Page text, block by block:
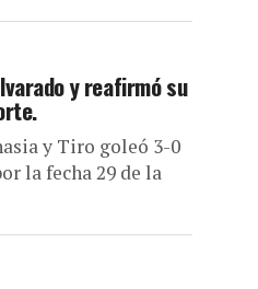
y reafirmó su
y Tiro goleó 3-0
la fecha 29 de la